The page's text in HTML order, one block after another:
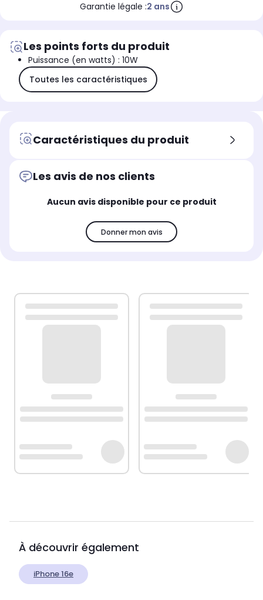
Garantie légale :2 ans
Les points forts du produit
Puissance (en watts) : 10W
Toutes les caractéristiques
Caractéristiques du produit
Les avis de nos clients
Aucun avis disponible pour ce produit
Donner mon avis
À découvrir également
iPhone 16e